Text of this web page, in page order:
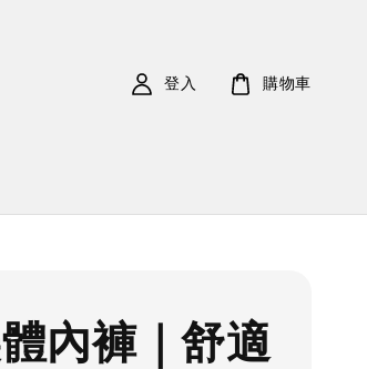
登入 購物車
內褲｜舒適